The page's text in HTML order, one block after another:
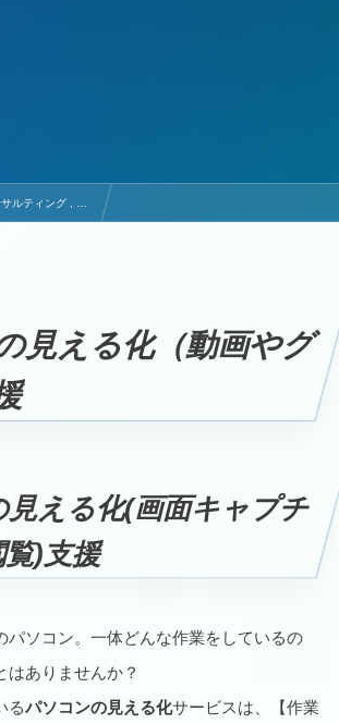
ルティング , …
見える化（動画やグ
える化(画面キャプチ
)支援
パソコン。一体どんな作業をしているの
はありませんか？
るパソコンの見える化サービスは、【作業